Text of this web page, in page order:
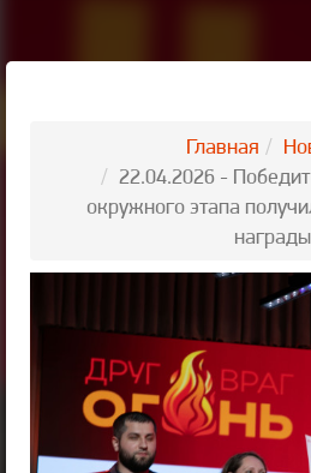
Главная
22.04.2026 -
окружного этапа
награды